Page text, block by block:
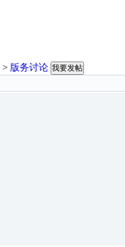
> 版务讨论 我要发帖